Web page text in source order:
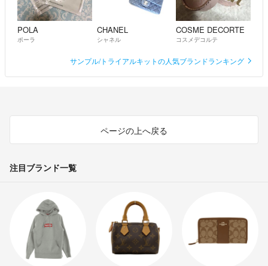
POLA
ポーラ
CHANEL
シャネル
COSME DECORTE
コスメデコルテ
サンプル/トライアルキットの人気ブランドランキング
ページの上へ戻る
注目ブランド一覧